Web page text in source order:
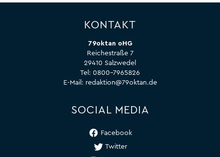
KONTAKT
79oktan oHG
Reichestraße 7
29410 Salzwedel
Tel: 0800-7965826
E-Mail: redaktion@79oktan.de
SOCIAL MEDIA
Facebook
Twitter